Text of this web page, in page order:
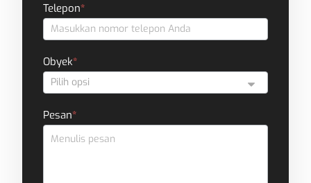
Telepon*
Obyek*
Pesan*